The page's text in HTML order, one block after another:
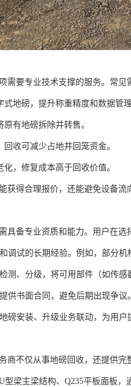
需要专业技术支撑的服务。常见
地磅，提升称重精度和数据管理
有地磅拆除并转售。
收可减少占地并回笼资金。
，修复成本高于回收价值。
获得合理报价，还能避免设备流
具备专业资质和能力。用户在选
调试的长期经验。例如，部分
测、分级，将可用部件（如传
供书面合同，避免后期出现争议。
磅安装、升级业务联动，为用户
商不仅从事地磅回收，还提供
梁主梁结构、Q235平板面板